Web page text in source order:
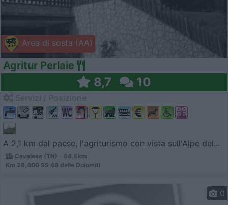
Area di sosta (AA)
Agritur Perlaie
8,7 10
A 2,1 km dal paese, l'agriturismo con vista sull'Alpe del...
Cavalese (TN) - 64.6km
Km 26,400 SS 48 delle Dolomiti
0